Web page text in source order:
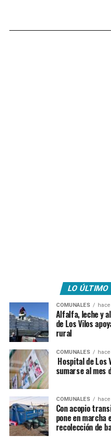
LO ÚLTIMO
COMUNALES
Alfalfa, leche y
de Los Vilos
rural
COMUNALES
Hospital de Los
sumarse al mes
COMUNALES
Con acopio
pone en
recolección de